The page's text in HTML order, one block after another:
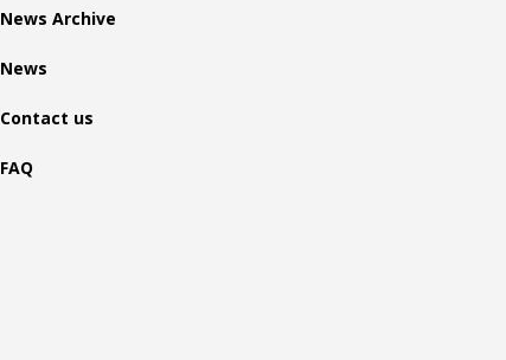
News Archive
News
Contact us
FAQ